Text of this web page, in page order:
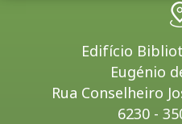
Edifício
Eugénio
Rua Conselheiro
6230 -